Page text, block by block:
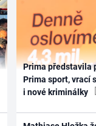
Prima představila
Prima sport, vrací
i nové kriminálky